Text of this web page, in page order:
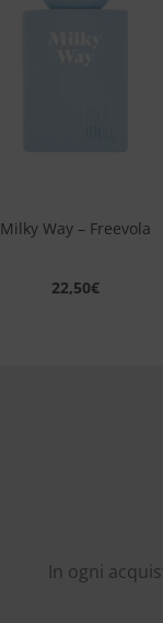
Milky Way – Freevola
22,50€
In ogni